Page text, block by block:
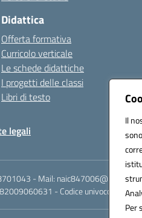
Il
Per
Didattica
Offerta formativa
Curricolo verticale
Le schede didattiche
I progetti delle classi
Libri di testo
legali
- Mail:
- Codice univoco